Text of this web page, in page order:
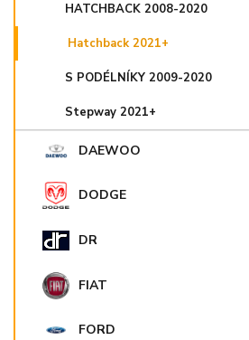
HATCHBACK 2008-2020
Hatchback 2021+
S PODÉLNÍKY 2009-2020
Stepway 2021+
DAEWOO
DODGE
DR
FIAT
FORD